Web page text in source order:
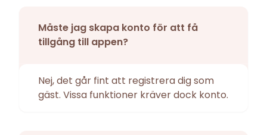
Måste jag skapa konto för att få
tillgång till appen?
Nej, det går fint att registrera dig som
gäst. Vissa funktioner kräver dock konto.